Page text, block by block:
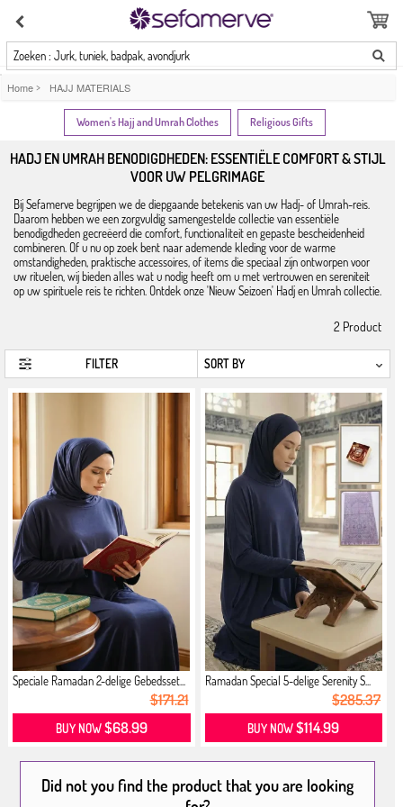
Zoeken : Jurk, tuniek, badpak, avondjurk
Home > HAJJ MATERIALS
Women's Hajj and Umrah Clothes Religious Gifts
HADJ EN UMRAH BENODIGDHEDEN: ESSENTIËLE COMFORT & STIJL
VOOR UW PELGRIMAGE
Bij Sefamerve begrijpen we de diepgaande betekenis van uw Hadj- of Umrah-reis.
Daarom hebben we een zorgvuldig samengestelde collectie van essentiële
benodigdheden gecreëerd die comfort, functionaliteit en gepaste bescheidenheid
combineren. Of u nu op zoek bent naar ademende kleding voor de warme
omstandigheden, praktische accessoires, of items die speciaal zijn ontworpen voor
uw rituelen, wij bieden alles wat u nodig heeft om u met vertrouwen en sereniteit
op uw spirituele reis te richten. Ontdek onze 'Nieuw Seizoen' Hadj en Umrah collectie.
2 Product
FILTER
Speciale Ramadan 2-delige Gebedsset...
$171.21
BUY NOW$68.99
Ramadan Special 5-delige Serenity S...
$285.37
BUY NOW$114.99
Did not you find the product that you are looking